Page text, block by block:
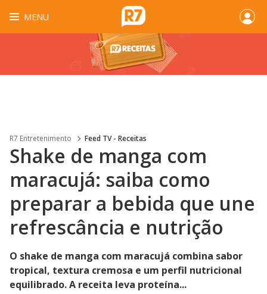
MENU
R7 Entretenimento Feed TV - Receitas
Shake de manga com
maracujá: saiba como
preparar a bebida que une
refrescância e nutrição
O shake de manga com maracujá combina sabor
tropical, textura cremosa e um perfil nutricional
equilibrado. A receita leva proteína...